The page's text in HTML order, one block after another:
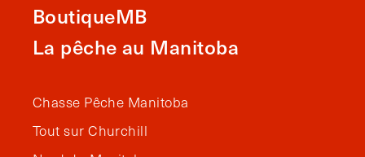
BoutiqueMB
La pêche au Manitoba
Chasse Pêche Manitoba
Tout sur Churchill